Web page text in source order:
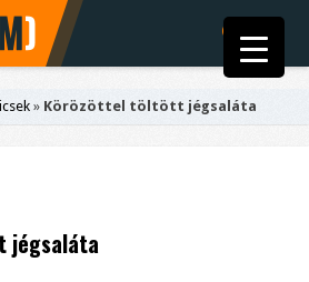
» Körözöttel töltött jégsaláta
jégsaláta